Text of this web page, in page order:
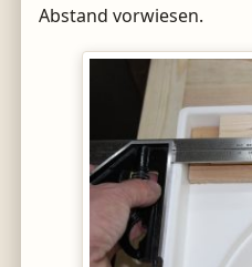
Abstand vorwiesen.